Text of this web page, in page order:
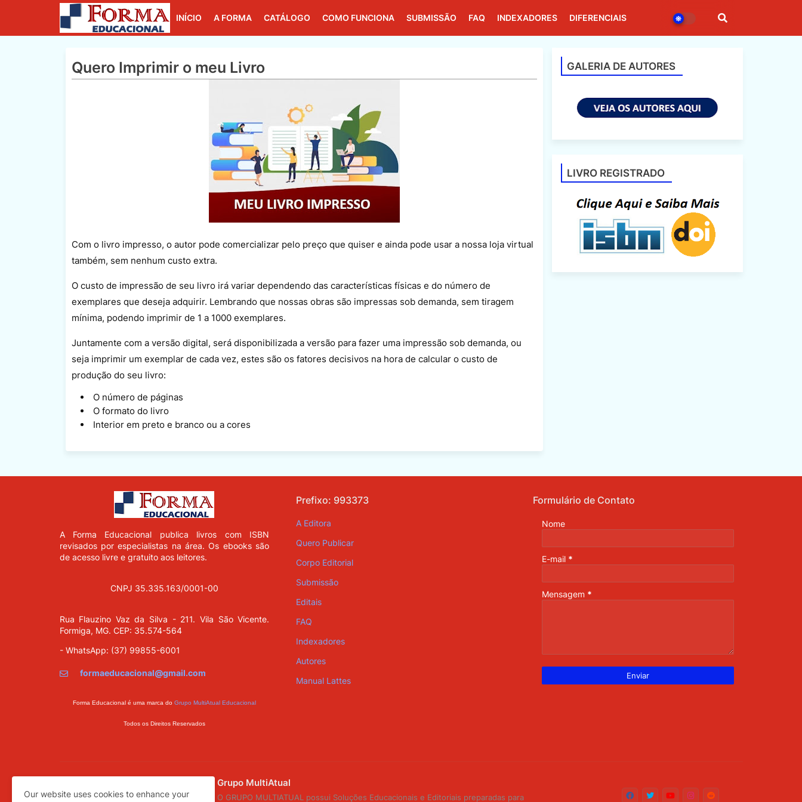
INÍCIO A FORMA CATÁLOGO COMO FUNCIONA SUBMISSÃO FAQ INDEXADORES DIFERENCIAIS
Quero Imprimir o meu Livro
Com o livro impresso, o autor pode comercializar pelo preço que quiser e ainda pode usar a nossa loja virtual
também, sem nenhum custo extra.
O custo de impressão de seu livro irá variar dependendo das características físicas e do número de
exemplares que deseja adquirir. Lembrando que nossas obras são impressas sob demanda, sem tiragem
mínima, podendo imprimir de 1 a 1000 exemplares.
Juntamente com a versão digital, será disponibilizada a versão para fazer uma impressão sob demanda, ou
seja imprimir um exemplar de cada vez, estes são os fatores decisivos na hora de calcular o custo de
produção do seu livro:
O número de páginas
O formato do livro
Interior em preto e branco ou a cores
GALERIA DE AUTORES
LIVRO REGISTRADO
A Forma Educacional publica livros com ISBN
revisados por especialistas na área. Os ebooks são
de acesso livre e gratuito aos leitores.
CNPJ 35.335.163/0001-00
Rua Flauzino Vaz da Silva - 211. Vila São Vicente.
Formiga, MG. CEP: 35.574-564
- WhatsApp: (37) 99855-6001
formaeducacional@gmail.com
Forma Educacional é uma marca do Grupo MultiAtual Educacional
Todos os Direitos Reservados
Prefixo: 993373
A Editora
Quero Publicar
Corpo Editorial
Submissão
Editais
FAQ
Indexadores
Autores
Manual Lattes
Formulário de Contato
Nome
E-mail *
Mensagem *
Grupo MultiAtual
O GRUPO MULTIATUAL possui Soluções Educacionais e Editoriais preparadas para
Our website uses cookies to enhance your